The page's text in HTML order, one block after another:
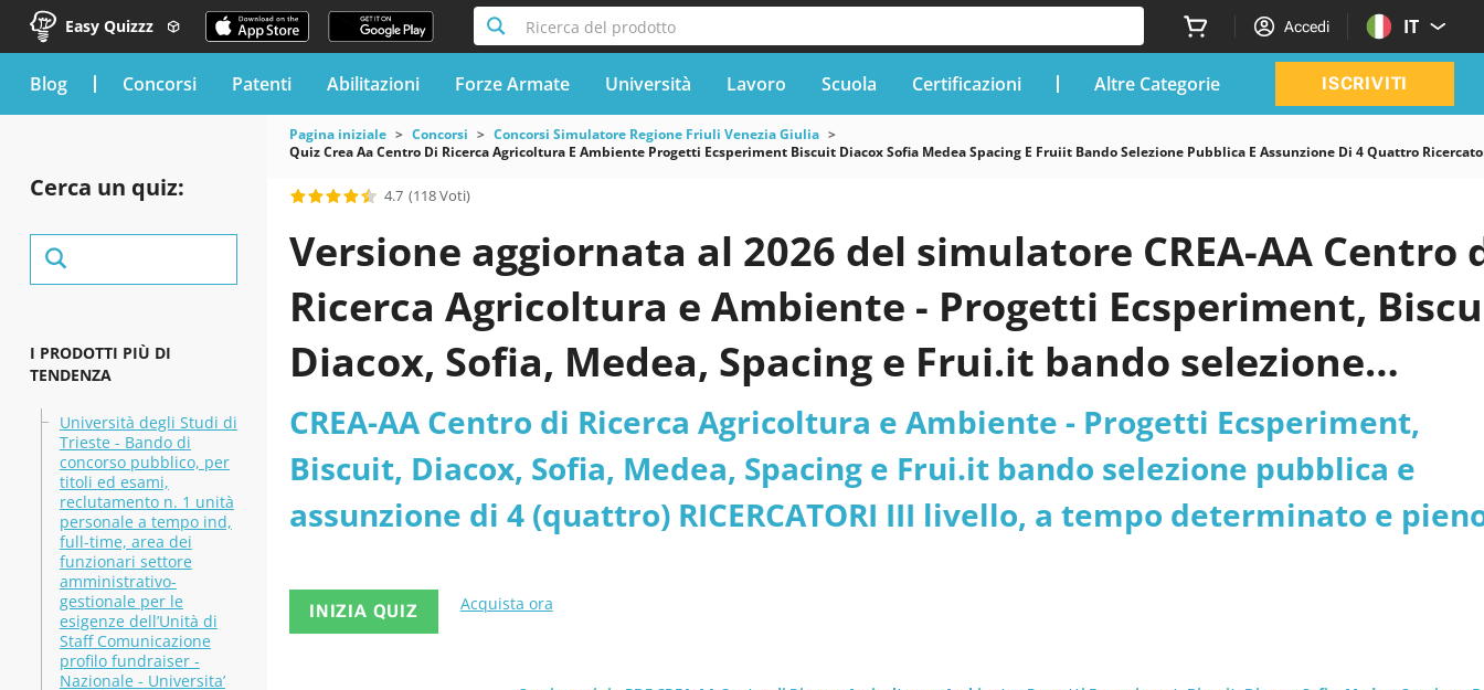
Easy Quizzz Ricerca del prodotto Accedi IT
blog Concorsi Patenti Abilitazioni Forze Armate Università Lavoro Scuola Certificazioni Altre Categorie ISCRIVITI
Cerca un quiz:
I PRODOTTI PIÙ DI
TENDENZA
Università degli Studi di
Trieste - Bando di
concorso pubblico, per
titoli ed esami,
reclutamento n. 1 unità
personale a tempo ind,
full-time, area dei
funzionari settore
amministrativo-
gestionale per le
esigenze dell’Unità di
Staff Comunicazione
profilo fundraiser -
Nazionale - Universita’
Pagina iniziale Concorsi
Concorsi Simulatore Regione Friuli Venezia Giulia
Quiz Crea Aa Centro Di Ricerca Agricoltura E Ambiente Progetti Ecsperiment Biscuit Diacox Sofia Medea Spacing E Fruiit Bando Selezione Pubblica E Assunzione Di 4 Quattro
4.7 (118 Voti)
Versione aggiornata al 2026 del simulatore CREA-AA Centro
Ricerca Agricoltura e Ambiente - Progetti Ecsperiment,
Diacox, Sofia, Medea, Spacing e Frui.it bando selezione
pubblica e assunzione di 4 (quattro) RICERCATORI III livello,
tempo determinato e pieno, per 12 (dodici) mesi. Sede di
Bologna. - Emilia Romagna - Consiglio per la ricerca in
agricoltura e l’analisi dell’economia agraria
CREA-AA Centro di Ricerca Agricoltura e Ambiente - Progetti Ecsperiment,
Biscuit, Diacox, Sofia, Medea, Spacing e Frui.it bando selezione pubblica e
assunzione di 4 (quattro) RICERCATORI III livello, a tempo determinato e
in agricoltura e l’analisi dell’economia agraria
INIZIA QUIZ Acquista ora